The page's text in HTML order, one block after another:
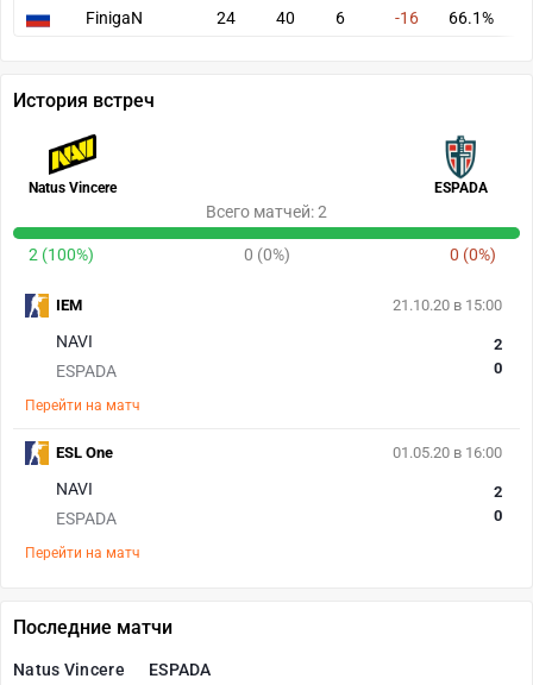
FinigaN 24 40 6 -16 66.1%
История встреч
Natus Vincere ESPADA
Всего матчей: 2
2 (100%) 0 (0%) 0 (0%)
21.10.20 в 15:00
NAVI
ESPADA
2
0
Перейти на матч
IEM
01.05.20 в 16:00
NAVI
ESPADA
2
0
Перейти на матч
ESL One
Последние матчи
Natus Vincere ESPADA